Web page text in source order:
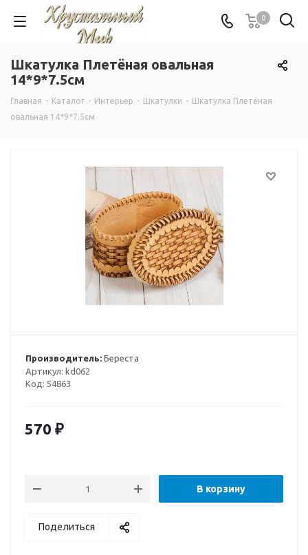
0
Шкатулка Плетёная овальная
14*9*7.5см
Главная - Каталог - Интерьер - Шкатулки - Шкатулка Плетёная
овальная 14*9*7.5см
Производитель: Береста
Артикул: kd062
Код: 54863
570 ₽
В корзину
Поделиться